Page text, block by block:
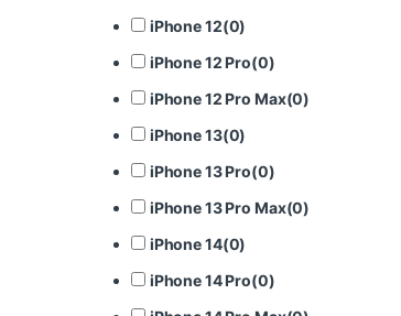
iPhone 12(0)
iPhone 12 Pro(0)
iPhone 12 Pro Max(0)
iPhone 13(0)
iPhone 13 Pro(0)
iPhone 13 Pro Max(0)
iPhone 14(0)
iPhone 14 Pro(0)